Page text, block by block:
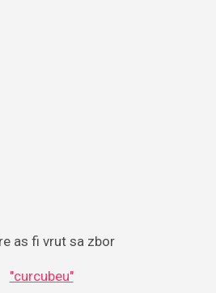
as fi vrut sa zbor